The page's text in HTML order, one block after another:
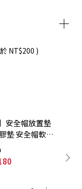
NT$200 )
安全帽放置墊
墊 安全帽軟墊